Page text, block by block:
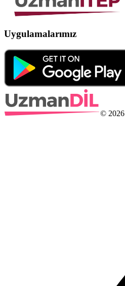
Uygulamalarımız
© 2026